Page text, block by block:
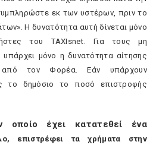
εκ των υστέρων, πριν το
Η δυνατότητα αυτή δίνεται μόνο
τουTAXIsnet. Για τους μη
υπάρχει μόνο η δυνατότητα αίτησης
από τον Φορέα. Εάν υπάρχουν
το δημόσιο το ποσό επιστροφής
έχει κατατεθεί ένα
επιστρέφει τα χρήματα στην